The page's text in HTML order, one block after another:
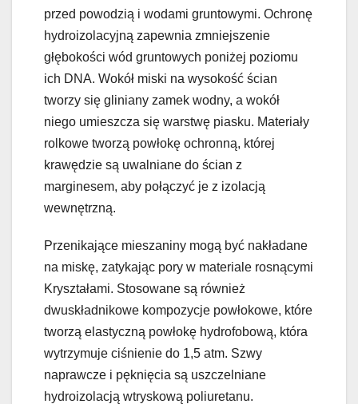
przed powodzią i wodami gruntowymi. Ochronę
hydroizolacyjną zapewnia zmniejszenie
głębokości wód gruntowych poniżej poziomu
ich DNA. Wokół miski na wysokość ścian
tworzy się gliniany zamek wodny, a wokół
niego umieszcza się warstwę piasku. Materiały
rolkowe tworzą powłokę ochronną, której
krawędzie są uwalniane do ścian z
marginesem, aby połączyć je z izolacją
wewnętrzną.
Przenikające mieszaniny mogą być nakładane
na miskę, zatykając pory w materiale rosnącymi
Kryształami. Stosowane są również
dwuskładnikowe kompozycje powłokowe, które
tworzą elastyczną powłokę hydrofobową, która
wytrzymuje ciśnienie do 1,5 atm. Szwy
naprawcze i pęknięcia są uszczelniane
hydroizolacją wtryskową poliuretanu.